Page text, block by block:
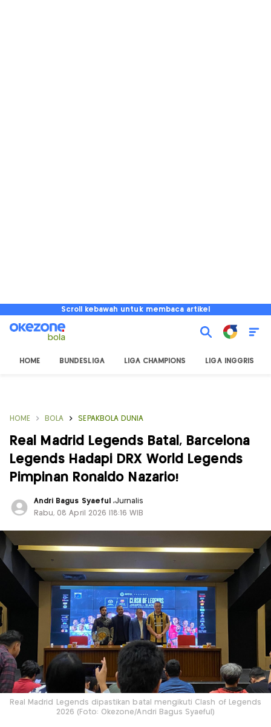
Scroll kebawah untuk membaca artikel
HOME BUNDESLIGA LIGA CHAMPIONS LIGA INGGRIS
HOME BOLA SEPAKBOLA DUNIA
Real Madrid Legends Batal, Barcelona
Legends Hadapi DRX World Legends
Pimpinan Ronaldo Nazario!
Andri Bagus Syaeful ,Jurnalis
Rabu, 08 April 2026 |18:16 WIB
Real Madrid Legends dipastikan batal mengikuti Clash of Legends
2026 (Foto: Okezone/Andri Bagus Syaeful)